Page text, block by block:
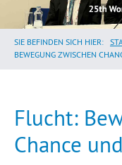
SIE BEFINDEN SICH HIER:
BEWEGUNG ZWISCHEN
Flucht:
Chance